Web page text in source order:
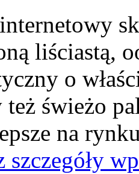
liściastą,
o
świeżo
na
szczegóły